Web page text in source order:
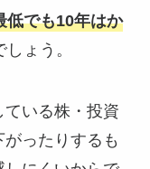
低でも10年はか
しょう。
いる株・投資
ったりするも